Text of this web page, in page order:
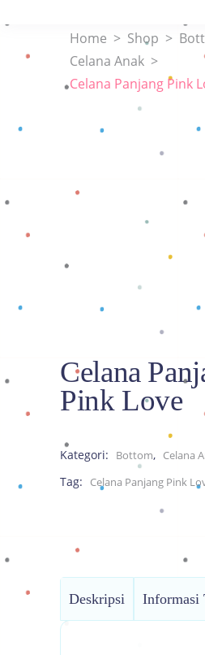
Home > Shop >
Celana Anak >
Celana Panjang Pink
Celana
Pink Love
Kategori: Bottom, Celana
Tag: Celana Panjang Pink
Deskripsi Informasi